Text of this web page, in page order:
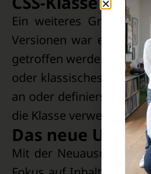
Ein weiteres
Versionen war es oft
getroffen werden
oder klassisches CSS-
an oder definierst
die Klasse verwendet
Das neue UI-
Mit der